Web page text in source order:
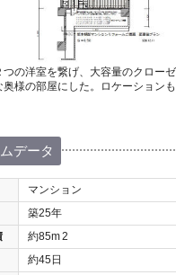
つの洋室を繋げ、大容量のクロー
様の部屋にした。ロケーションも
データ
マンション
築25年
約85m2
約45日